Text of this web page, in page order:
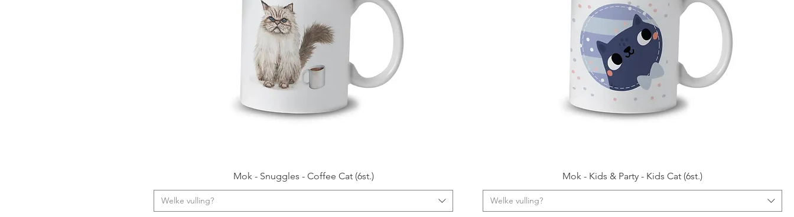
Mok - Snuggles - Coffee Cat (6st.)
Welke vulling?
Mok - Kids & Party - Kids Cat (6st.)
Welke vulling?